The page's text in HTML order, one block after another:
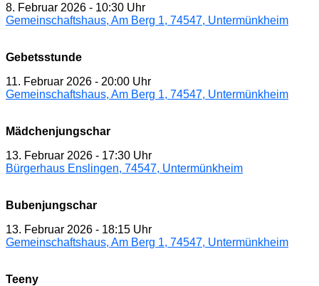
8. Februar 2026 - 10:30 Uhr
Gemeinschaftshaus, Am Berg 1, 74547, Untermünkheim
Gebetsstunde
11. Februar 2026 - 20:00 Uhr
Gemeinschaftshaus, Am Berg 1, 74547, Untermünkheim
Mädchenjungschar
13. Februar 2026 - 17:30 Uhr
Bürgerhaus Enslingen, 74547, Untermünkheim
Bubenjungschar
13. Februar 2026 - 18:15 Uhr
Gemeinschaftshaus, Am Berg 1, 74547, Untermünkheim
Teeny